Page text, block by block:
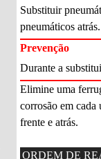
Substituir
pneumáticos atrás.
Prevenção
Durante a
Elimine uma
corrosão em cada
frente e atrás.
ORDEM DE